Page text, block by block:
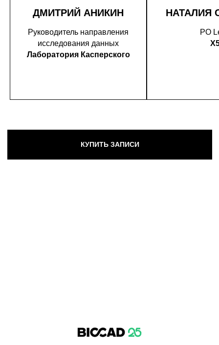
ДМИТРИЙ АНИКИН
Руководитель направления
исследования данных
Лаборатория Касперского
НАТАЛИЯ
PO